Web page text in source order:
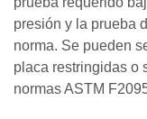
presión y la prueba
norma. Se pueden
placa restringidas o
normas ASTM